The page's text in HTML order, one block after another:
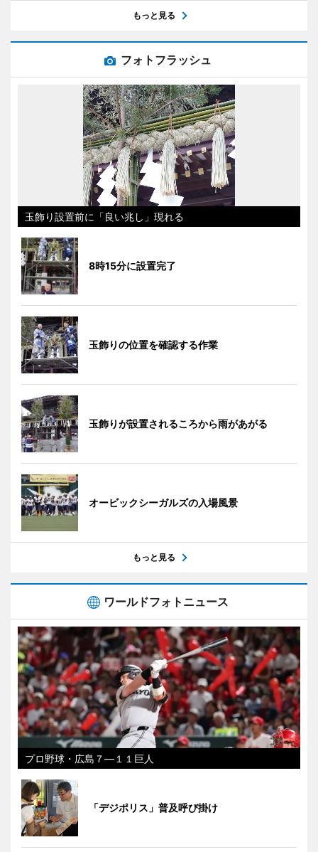
もっと見る
フォトフラッシュ
玉飾り設置前に「良い兆し」現れる
8時15分に設置完了
玉飾りの位置を確認する作業
玉飾りが設置されるころから雨があがる
オービックシーガルズの入場風景
もっと見る
ワールドフォトニュース
プロ野球・広島７―１１巨人
「デジポリス」普及呼び掛け